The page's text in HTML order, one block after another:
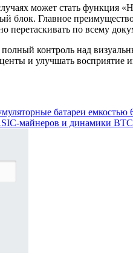
может стать функция
блок. Главное
по всему
контроль над
и улучшать восприятие
батареи
майнеров и динамики BTC